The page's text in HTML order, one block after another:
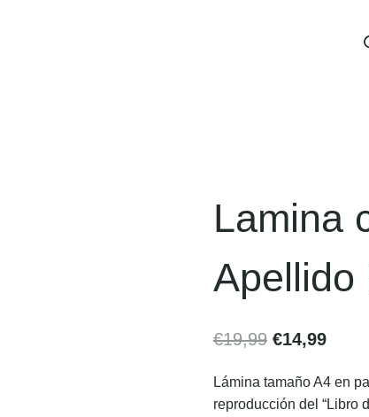
Lamina
Apellido
€19,99 €14,99
Lámina tamaño A4 en
reproducción del “Libro